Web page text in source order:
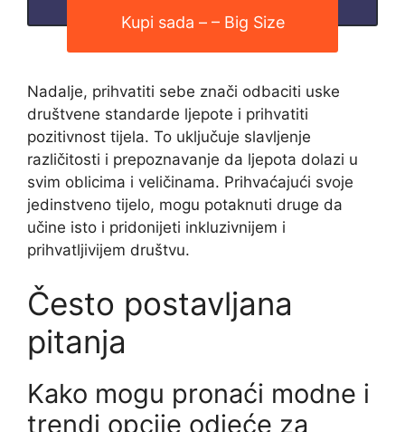
Kupi sada – – Big Size
Nadalje, prihvatiti sebe znači odbaciti uske
društvene standarde ljepote i prihvatiti
pozitivnost tijela. To uključuje slavljenje
različitosti i prepoznavanje da ljepota dolazi u
svim oblicima i veličinama. Prihvaćajući svoje
jedinstveno tijelo, mogu potaknuti druge da
učine isto i pridonijeti inkluzivnijem i
prihvatljivijem društvu.
Često postavljana
pitanja
Kako mogu pronaći modne i
trendi opcije odjeće za